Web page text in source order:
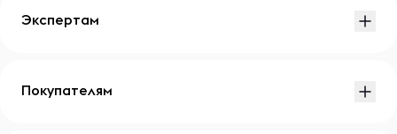
Экспертам
Покупателям